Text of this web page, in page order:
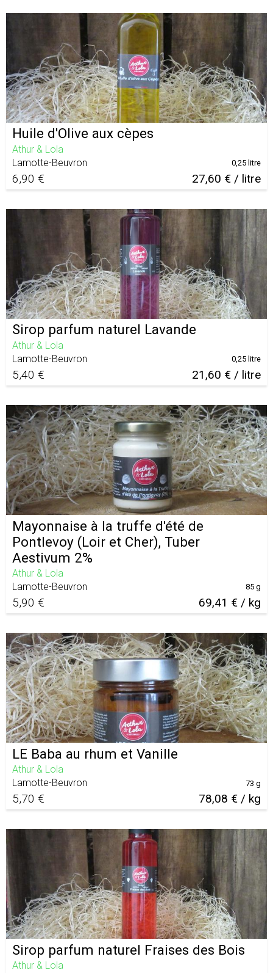
Huile d'Olive aux cèpes
Athur & Lola
Lamotte-Beuvron
6,90 € 27,60 € / litre
0,25 litre
Sirop parfum naturel Lavande
Athur & Lola
Lamotte-Beuvron
5,40 € 21,60 € / litre
0,25 litre
Mayonnaise à la truffe d'été de
Pontlevoy (Loir et Cher), Tuber
Aestivum 2%
Athur & Lola
Lamotte-Beuvron
5,90 € 69,41 € / kg
85 g
LE Baba au rhum et Vanille
Athur & Lola
Lamotte-Beuvron
5,70 € 78,08 € / kg
73 g
Sirop parfum naturel Fraises des Bois
Athur & Lola